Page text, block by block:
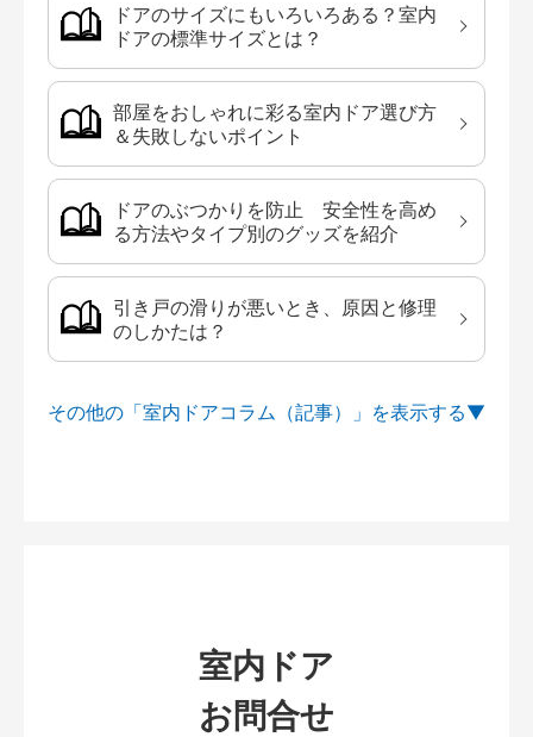
ドアのサイズにもいろいろある？室内
ドアの標準サイズとは？
部屋をおしゃれに彩る室内ドア選び方
＆失敗しないポイント
ドアのぶつかりを防止 安全性を高め
る方法やタイプ別のグッズを紹介
引き戸の滑りが悪いとき、原因と修理
のしかたは？
その他の「室内ドアコラム（記事）」を
室内ドア
お問合せ